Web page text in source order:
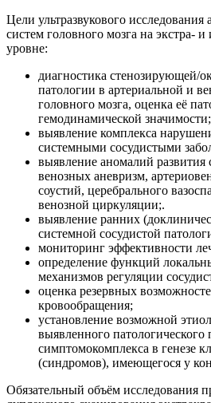
Цели ультразвукового исследования
систем головного мозга на экстра-
уровне:
диагностика стенозирующей/
патологии в артериальной и
головного мозга, оценка её
гемодинамической значимости;
выявление комплекса
системными сосудистыми
выявление аномалий развития
венозных аневризм,
соустий, церебрального
венозной циркуляции;.
выявление ранних
системной сосудистой
мониторинг эффективности
определение функций
механизмов регуляции
оценка резервных
кровообращения;
установление возможной
выявленного патологического
симптомокомплекса в генезе
(синдромов), имеющегося у
Обязательный объём исследования